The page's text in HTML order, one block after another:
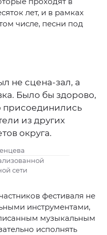
лет, и в рамках
числе, песни под
не сцена-зал, а
Было бы здорово,
присоединились
из других
округа.
сети
фестиваля не
инструментами,
музыкальным
исполнять